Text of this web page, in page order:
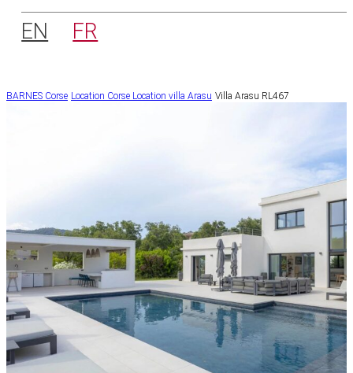
EN FR
BARNES Corse Location Corse Location villa Arasu Villa Arasu RL467